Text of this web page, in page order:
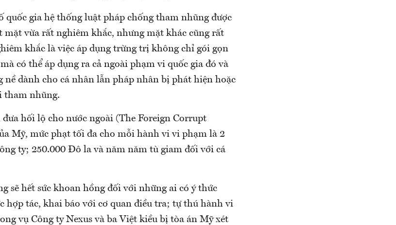
quốc gia hệ thống luật pháp chống tham nhũng được
mặt vừa rất nghiêm khắc, nhưng mặt khác cũng rất
khắc là việc áp dụng trừng trị không chỉ gói gọn
có thể áp dụng ra cả ngoài phạm vi quốc gia đó và
nề dành cho cá nhân lẫn pháp nhân bị phát hiện hoặc
tham nhũng.
hối lộ cho nước ngoài (The Foreign Corrupt
Mỹ, mức phạt tối đa cho mỗi hành vi vi phạm là 2
ty; 250.000 Đô la và năm năm tù giam đối với cá
sẽ hết sức khoan hồng đối với những ai có ý thức
hợp tác, khai báo với cơ quan điều tra; tự thú hành vi
vụ Công ty Nexus và ba Việt kiều bị tòa án Mỹ xét